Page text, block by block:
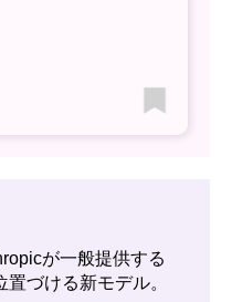
が一般提供する
づける新モデル。